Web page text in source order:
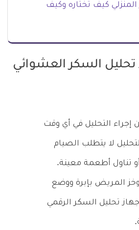
كيف تختاره وكيف
تحليل السكر العشوائي
إجراء التحليل في أي وقت
لا يتطلب الصيام
تناول أطعمة معينة.
المريض بإبرة ووضع
تحليل السكر الرقمي